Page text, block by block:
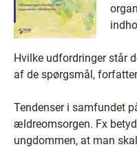
Hvilke udfordringer står
af de spørgsmål,
Tendenser i samfundet
ældreomsorgen. Fx
ungdommen, at man